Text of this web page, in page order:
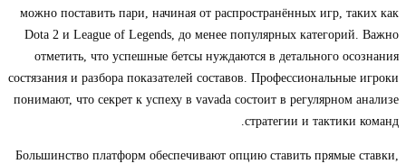
можно поставить пари, начиная от распространённых игр, таких как
Dota 2 и League of Legends, до менее популярных категорий. Важно
отметить, что успешные бетсы нуждаются в детального осознания
состязания и разбора показателей составов. Профессиональные игроки
понимают, что секрет к успеху в vavada состоит в регулярном анализе
стратегии и тактики команд.
Большинство платформ обеспечивают опцию ставить прямые ставки,